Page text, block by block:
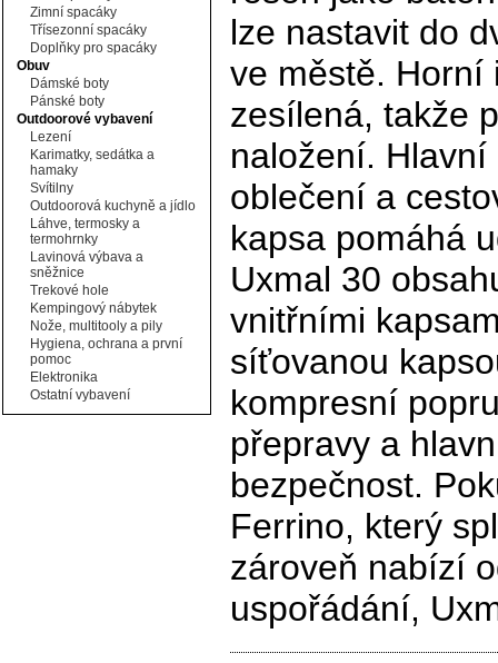
Zimní spacáky
Třísezonní spacáky
Doplňky pro spacáky
Obuv
Dámské boty
Pánské boty
Outdoorové vybavení
Lezení
Karimatky, sedátka a
hamaky
Svítilny
Outdoorová kuchyně a jídlo
Láhve, termosky a
termohrnky
Lavinová výbava a
sněžnice
Trekové hole
Kempingový nábytek
Nože, multitooly a pily
Hygiena, ochrana a první
pomoc
Elektronika
Ostatní vybavení
lze nastavit do
ve městě. Horní
zesílená, takže
naložení.
oblečení a
kapsa pomáhá
Uxmal 30
vnitřními
síťovanou
kompresní
přepravy a
bezpečnost.
Ferrino, který
zároveň nabízí
uspořádání,